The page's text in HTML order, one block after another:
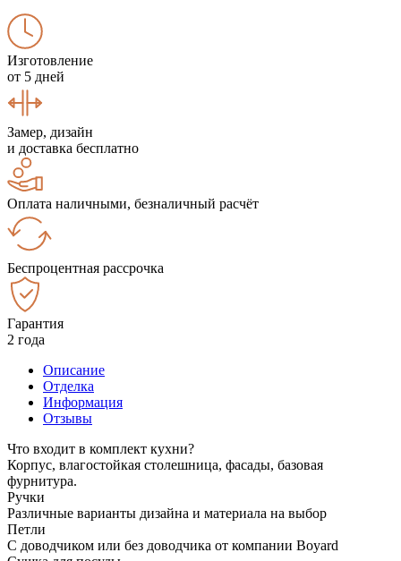
Изготовление
от 5 дней
Замер, дизайн
и доставка бесплатно
Оплата наличными, безналичный расчёт
Беспроцентная рассрочка
Гарантия
2 года
Описание
Отделка
Информация
Отзывы
Что входит в комплект кухни?
Корпус, влагостойкая столешница, фасады, базовая
фурнитура.
Ручки
Различные варианты дизайна и материала на выбор
Петли
С доводчиком или без доводчика от компании Boyard